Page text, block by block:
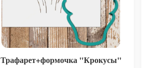
Трафарет+формочка "Крокусы"